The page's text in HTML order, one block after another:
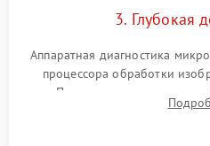
3. Глубокая
Аппаратная диагностика
процессора обработки
Проверка целостности
интерфейсов связи. Выявление